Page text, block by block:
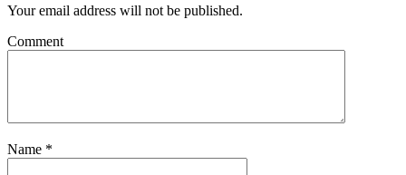
Your email address will not be published.
Comment
Name *